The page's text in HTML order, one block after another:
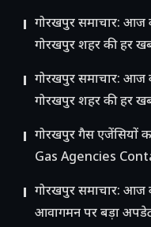
गोरखपुर समाचार: आज
गोरखपुर शहर की हर
गोरखपुर समाचार: आज
गोरखपुर शहर की हर
गोरखपुर गैस एजेंसियों
Gas Agencies
गोरखपुर समाचार: आज
आवागमन पर बड़ा